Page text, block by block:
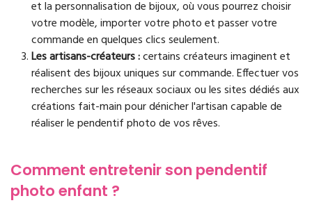
et la personnalisation de bijoux, où vous pourrez choisir
votre modèle, importer votre photo et passer votre
commande en quelques clics seulement.
Les artisans-créateurs :certains créateurs imaginent et
réalisent des bijoux uniques sur commande. Effectuer vos
recherches sur les réseaux sociaux ou les sites dédiés aux
créations fait-main pour dénicher l'artisan capable de
réaliser le pendentif photo de vos rêves.
Comment entretenir son pendentif
photo enfant ?